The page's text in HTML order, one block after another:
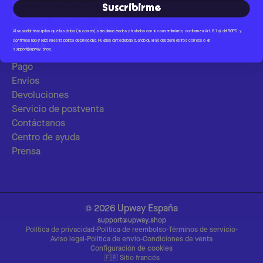
Bicicleta eléctrica Decathlon
Bicicleta eléctrica Lapierre
Bicicleta eléctrica Xiaomi
Ayuda
Pago
Envíos
Devoluciones
Servicio de postventa
Contáctanos
Centro de ayuda
Prensa
© 2026 Upway España
support@upway.shop
Política de privacidad-Política de reembolso-Términos de servicio-
Aviso legal -Política de envío-Condiciones de venta
Configuración de cookies
🇫🇷 Sitio francés
Suscribirme
Al suscribirte aceptas que tus datos (tu correo) sean almacenados y tratados con tu consentimiento, conforme al Art. 6.1 a) del RGPD, y
confirmas haber leído nuestra política de privacidad. Puedes darte de baja cuando quieras desde nuestros correos o en
support@upway.shop.